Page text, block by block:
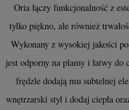
Oria łączy funkcjonalność z
tylko piękno, ale również
Wykonany z wysokiej jakości
jest odporny na plamy i łatwy do
frędzle dodają mu subtelnej
wnętrzarski styl i dodaj ciepła